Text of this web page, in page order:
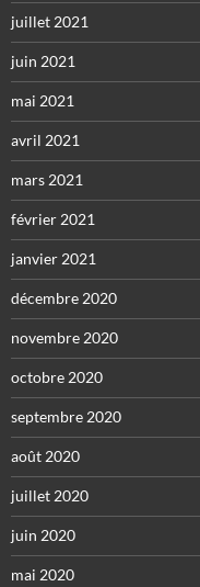
juillet 2021
juin 2021
mai 2021
avril 2021
mars 2021
février 2021
janvier 2021
décembre 2020
novembre 2020
octobre 2020
septembre 2020
août 2020
juillet 2020
juin 2020
mai 2020